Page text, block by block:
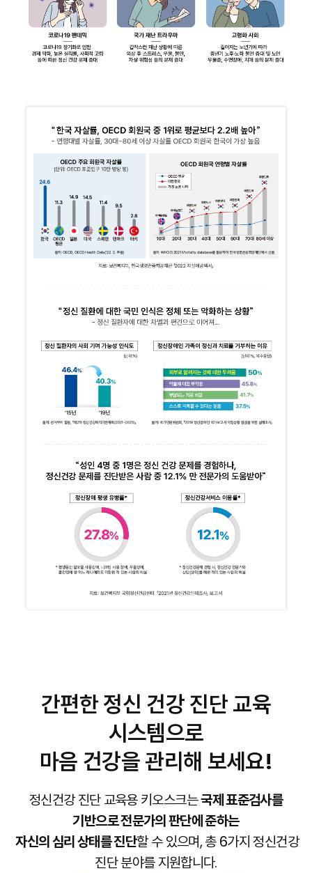
간편한 정신 건강 진단 교육
시스템으로
마음 건강을 관리해 보세요!
정신건강 진단 교육용 키오스크는국제 표준검사를
기반으로 전문가의 판단에 준하는
자신의 심리 상태를 진단할 수 있으며, 총 6가지 정신건강
진단 분야를 지원합니다.